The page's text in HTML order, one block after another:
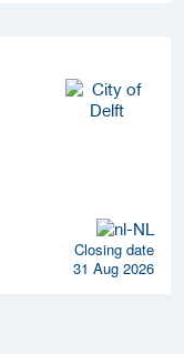
Closing date
31 Aug 2026